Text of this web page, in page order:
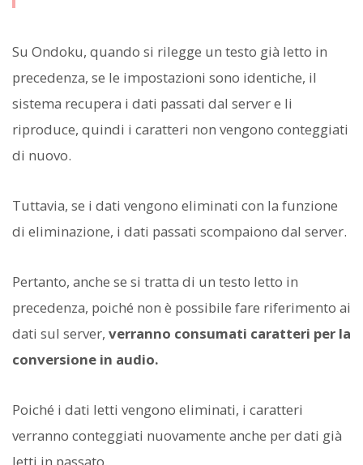
Su Ondoku, quando si rilegge un testo già letto in
precedenza, se le impostazioni sono identiche, il
sistema recupera i dati passati dal server e li
riproduce, quindi i caratteri non vengono conteggiati
di nuovo.
Tuttavia, se i dati vengono eliminati con la funzione
di eliminazione, i dati passati scompaiono dal server.
Pertanto, anche se si tratta di un testo letto in
precedenza, poiché non è possibile fare riferimento ai
dati sul server, verranno consumati caratteri per la
conversione in audio.
Poiché i dati letti vengono eliminati, i caratteri
verranno conteggiati nuovamente anche per dati già